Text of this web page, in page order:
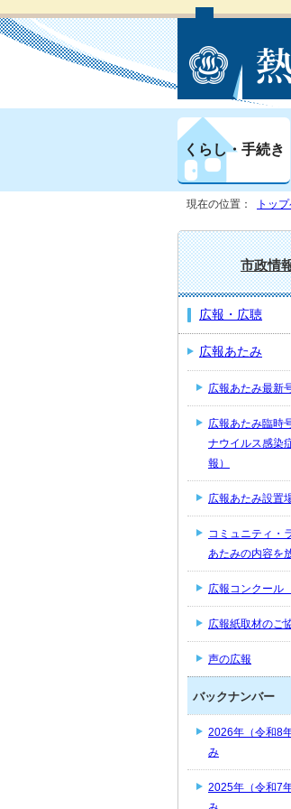
くらし・手続き
現在の位置： トッ
市政情
広報・広聴
広報あたみ
広報あたみ最新
広報あたみ臨時
ナウイルス感染
報）
広報あたみ設置
コミュニティ・
あたみの内容を
広報コンクール
広報紙取材のご
声の広報
バックナンバー
2026年（令和8
み
2025年（令和7